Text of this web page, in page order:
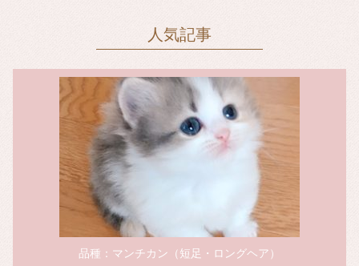
人気記事
品種：マンチカン（短足・ロングヘア）